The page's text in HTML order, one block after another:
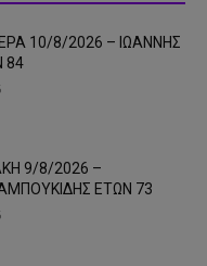
10/8/2026 – ΙΩΑΝΝΗΣ
84
9/8/2026 –
ΕΤΩΝ 73